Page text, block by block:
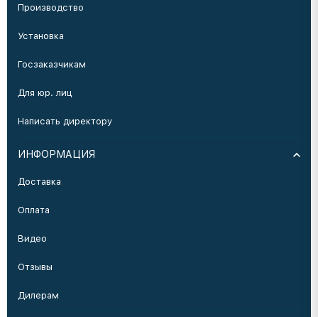
Производство
Установка
Госзаказчикам
Для юр. лиц
Написать директору
ИНФОРМАЦИЯ
Доставка
Оплата
Видео
Отзывы
Дилерам